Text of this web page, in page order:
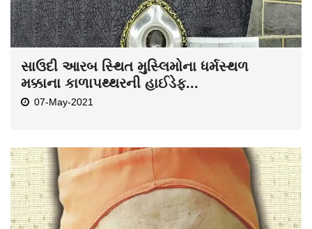
સાઉદી આરબ સ્થિત મુસ્લિમોના ધર્મસ્થળ
મક્કાના કાળાપથ્થરની હાઈડેફ...
07-May-2021